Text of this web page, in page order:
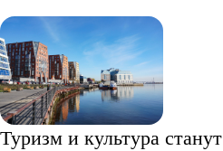
Туризм и культура станут